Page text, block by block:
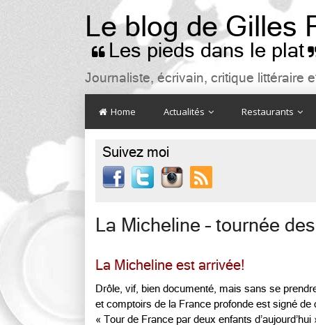
Le blog de Gilles
 Les pieds dans le plat
Journaliste, écrivain, critique
Home Actualités Restaurants
Suivez moi

La Micheline – tournée
La Micheline est arrivée!
Drôle, vif, bien documenté, mais sans se
et comptoirs de la France profonde est signé
« Tour de France par deux enfants